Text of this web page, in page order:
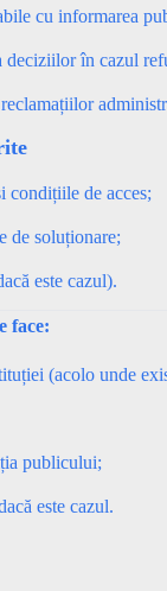
cu informarea
deciziilor în cazul
condițiile de acces;
de soluționare;
este cazul).
face:
(acolo unde
publicului;
este cazul.